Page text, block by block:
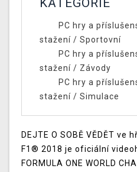
KATEGORIE
PC hry a
stažení / Sportovní
PC hry a
stažení / Závody
PC hry a
stažení / Simulace
DEJTE O SOBĚ VĚDĚT ve
F1® 2018 je oficiální
FORMULA ONE WORLD